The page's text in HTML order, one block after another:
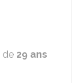
de 29 ans